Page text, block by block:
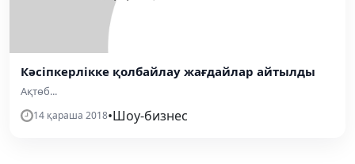
Кәсіпкерлікке қолбайлау жағдайлар айтылды
Ақтөб...
14 қараша 2018•Шоу-бизнес